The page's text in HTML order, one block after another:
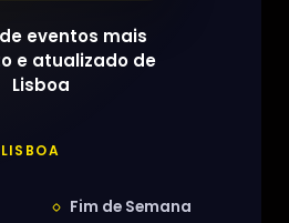
eventos mais
e atualizado de
Lisboa
Fim de Semana